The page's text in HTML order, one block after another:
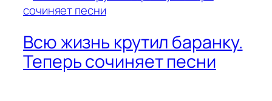
Всю жизнь крутил баранку.
Теперь сочиняет песни